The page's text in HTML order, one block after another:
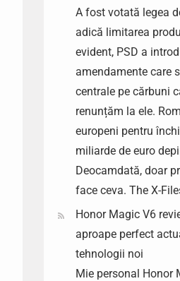
A fost votată legea
adică limitarea
evident, PSD a
amendamente care
centrale pe cărbuni
renunțăm la ele.
europeni pentru
miliarde de euro
Deocamdată, doar
face ceva. The X-
Honor Magic V6
aproape perfect
tehnologii noi
Mie personal Honor